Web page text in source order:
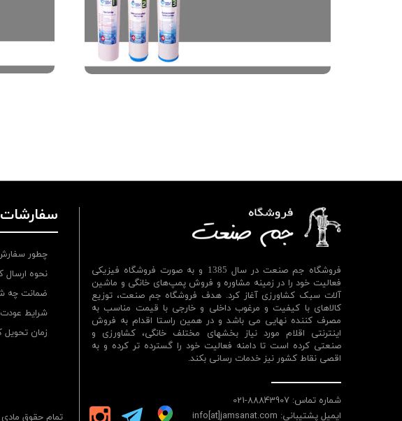
فروشگاه جم صنعت در سال 1385 و به صورت فروشگاه فیزیکی
فعالیت خود را در زمینه مشاوره و فروش پمپ‌های خانگی و ماشین
آلات سبک کشاورزی آغاز کرد. هدف فروشگاه جم صنعت، توزیع
کالاهای با کیفیت و مرغوب داخلی و خارجی با قیمت مناسب به
مصرف کننده نهایی می باشد و در همین راستا اقدام به فروش
اینترنتی اقلام مورد نیاز بخشهای مختلف خانگی، کشاورزی و
صنعتی کرده است تا دامنه فعالیت خود را گسترده تر کرده و به
اقصی نقاط کشور نیز خدمات رسانی بکند.
شماره تماس: 88843907-021
ایمیل پشتیبانی: info[at]jamsanat.com
سفارشات
چطور
نحوه ارسال
ضمانت چه
شرایط عودت
زمان
تمام حقوق